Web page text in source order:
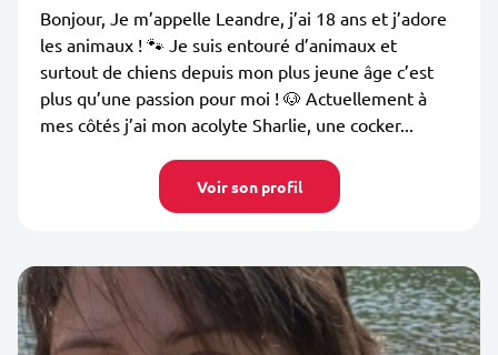
Bonjour, Je m’appelle Leandre, j’ai 18 ans et j’adore
les animaux ! 🐾 Je suis entouré d’animaux et
surtout de chiens depuis mon plus jeune âge c’est
plus qu’une passion pour moi ! 🐶 Actuellement à
mes côtés j’ai mon acolyte Sharlie, une cocker...
Voir son profil